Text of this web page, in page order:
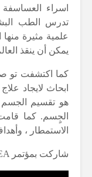
اسراء
تدرس الطب
علمية مثيرة
يمكن أن ينقذ
كما اكتشفت تو
ابحاث لايجاد
هو تقسيم
الجٍسم.كما
الاستمطار ،
TEDX DEADSEA شاركت بمؤتمر